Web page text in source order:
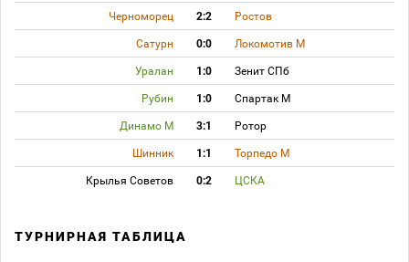
Черноморец 2:2 Ростов
Сатурн 0:0 Локомотив М
Уралан 1:0 Зенит СПб
Рубин 1:0 Спартак М
Динамо М 3:1 Ротор
Шинник 1:1 Торпедо М
Крылья Советов 0:2 ЦСКА
ТУРНИРНАЯ ТАБЛИЦА